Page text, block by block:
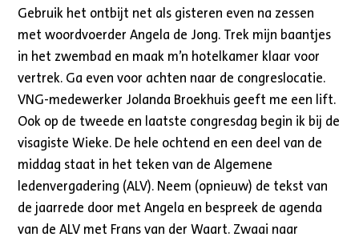
Gebruik het ontbijt net als gisteren even na zessen
met woordvoerder Angela de Jong. Trek mijn baantjes
in het zwembad en maak m’n hotelkamer klaar voor
vertrek. Ga even voor achten naar de congreslocatie.
VNG-medewerker Jolanda Broekhuis geeft me een lift.
Ook op de tweede en laatste congresdag begin ik bij de
visagiste Wieke. De hele ochtend en een deel van de
middag staat in het teken van de Algemene
ledenvergadering (ALV). Neem (opnieuw) de tekst van
de jaarrede door met Angela en bespreek de agenda
van de ALV met Frans van der Waart. Zwaai naar